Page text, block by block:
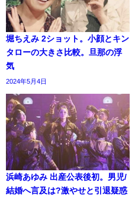
堀ちえみ 2ショット。小顔とキン
タローの大きさ比較。旦那の浮
気
2024年5月4日
浜崎あゆみ 出産公表後初。男児/
結婚へ言及は?激やせと引退疑惑